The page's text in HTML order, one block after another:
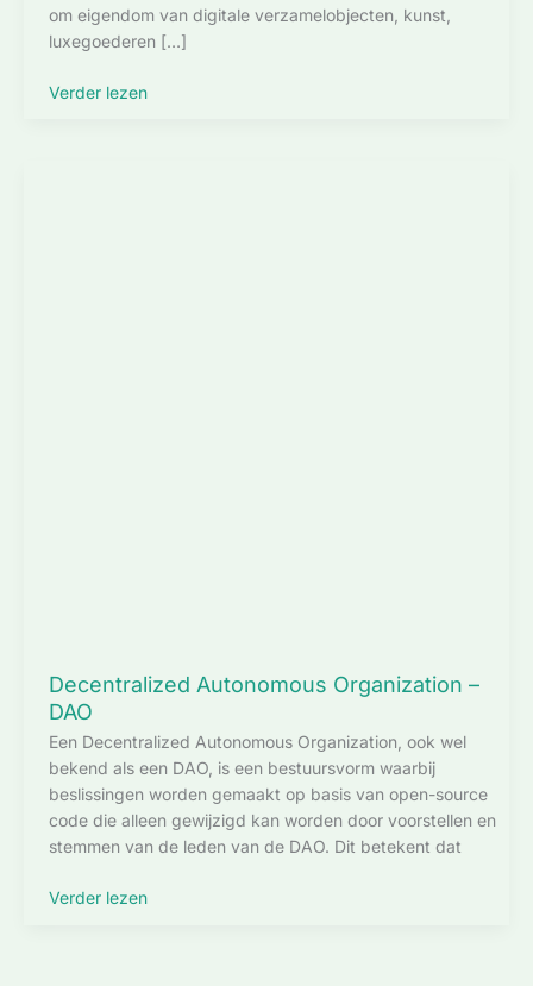
om eigendom van digitale verzamelobjecten, kunst,
luxegoederen […]
Non
Verder lezen
Decentralized Autonomous Organization –
DAO
Een Decentralized Autonomous Organization, ook wel
bekend als een DAO, is een bestuursvorm waarbij
beslissingen worden gemaakt op basis van open-source
code die alleen gewijzigd kan worden door voorstellen en
stemmen van de leden van de DAO. Dit betekent dat
Decentralized
Verder lezen